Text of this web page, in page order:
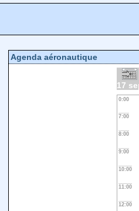
Agenda aéronautique
17
0:00
7:00
8:00
9:00
10:00
11:00
12:00